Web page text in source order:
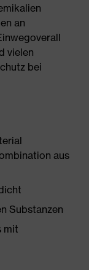
an
vielen
bei
aus
Substanzen
mit